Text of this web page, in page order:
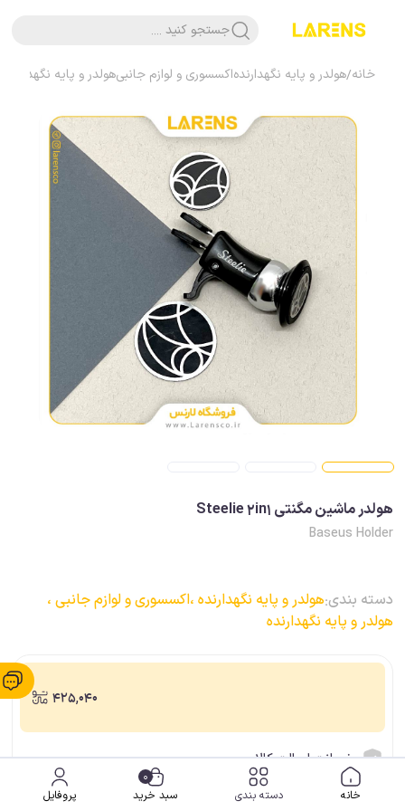
جستجو کنید ....
خانه/هولدر و پایه نگهدارندهاکسسوری و لوازم جانبیهولدر و پایه نگهدارنده
هولدر ماشین مگنتی Steelie 2in1
Baseus Holder
دسته بندی:هولدر و پایه نگهدارنده ،اکسسوری و لوازم جانبی ،
هولدر و پایه نگهدارنده
425,040
ضمانت اصالت کالا
ارسال فوری (برای شهر شیراز)
پروفایل
0
سبد خرید دسته بندی خانه